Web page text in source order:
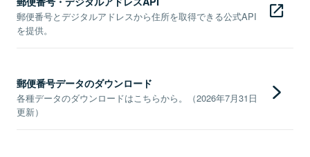
郵便番号とデジタルアドレスから住所を取得できる公式API
を提供。
郵便番号データのダウンロード
各種データのダウンロードはこちらから。（2026年7月31日
更新）